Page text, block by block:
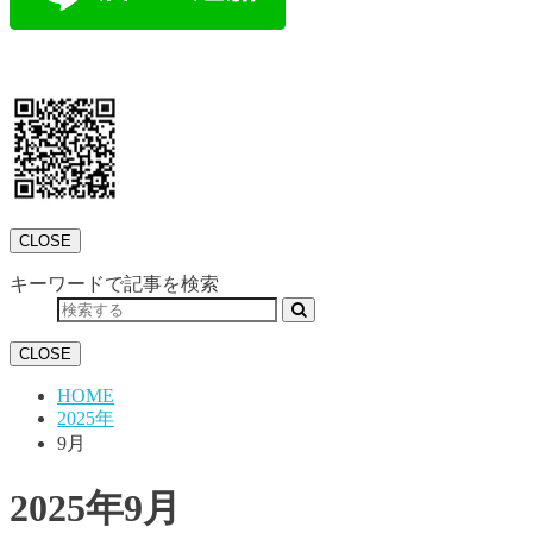
CLOSE
キーワードで記事を検索
CLOSE
HOME
2025年
9月
2025年9月